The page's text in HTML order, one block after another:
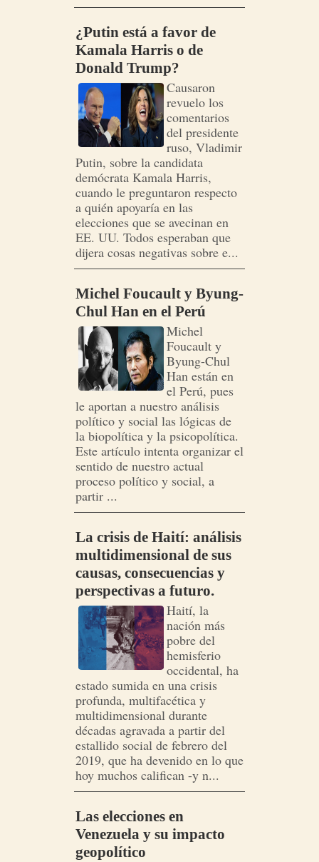
¿Putin está a favor de
Kamala Harris o de
Donald Trump?
Causaron
revuelo los
comentarios
del presidente
ruso, Vladimir
Putin, sobre la candidata
demócrata Kamala Harris,
cuando le preguntaron respecto
a quién apoyaría en las
elecciones que se avecinan en
EE. UU. Todos esperaban que
dijera cosas negativas sobre e...
Michel Foucault y Byung-
Chul Han en el Perú
Michel
Foucault y
Byung-Chul
Han están en
el Perú, pues
le aportan a nuestro análisis
político y social las lógicas de
la biopolítica y la psicopolítica.
Este artículo intenta organizar el
sentido de nuestro actual
proceso político y social, a
partir ...
La crisis de Haití: análisis
multidimensional de sus
causas, consecuencias y
perspectivas a futuro.
Haití, la
nación más
pobre del
hemisferio
occidental, ha
estado sumida en una crisis
profunda, multifacética y
multidimensional durante
décadas agravada a partir del
estallido social de febrero del
2019, que ha devenido en lo que
hoy muchos califican -y n...
Las elecciones en
Venezuela y su impacto
geopolítico